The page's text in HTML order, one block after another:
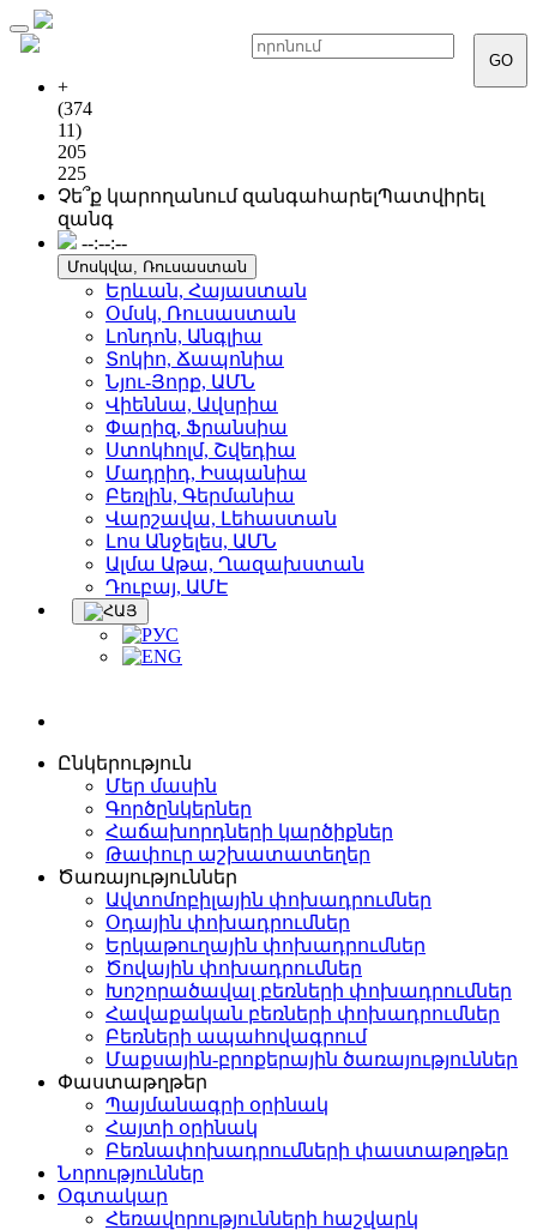
Toggle
navigation
GO
+
(374
11)
205
225
Չե՞ք կարողանում զանգահարելՊատվիրել
զանգ
--:--:--
Մոսկվա, Ռուսաստան
Երևան, Հայաստան
Օմսկ, Ռուսաստան
Լոնդոն, Անգլիա
Տոկիո, Ճապոնիա
Նյու-Յորք, ԱՄՆ
Վիեննա, Ավսրիա
Փարիզ, Ֆրանսիա
Ստոկհոլմ, Շվեդիա
Մադրիդ, Իսպանիա
Բեռլին, Գերմանիա
Վարշավա, Լեհաստան
Լոս Անջելես, ԱՄՆ
Ալմա Աթա, Ղազախստան
Դուբայ, ԱՄԷ
Ընկերություն
Մեր մասին
Գործընկերներ
Հաճախորդների կարծիքներ
Թափուր աշխատատեղեր
Ծառայություններ
Ավտոմոբիլային փոխադրումներ
Օդային փոխադրումներ
Երկաթուղային փոխադրումներ
Ծովային փոխադրումներ
Խոշորածավալ բեռների փոխադրումներ
Հավաքական բեռների փոխադրումներ
Բեռների ապահովագրում
Մաքսային-բրոքերային ծառայություններ
Փաստաթղթեր
Պայմանագրի օրինակ
Հայտի օրինակ
Բեռնափոխադրումների փաստաթղթեր
Նորություններ
Օգտակար
Հեռավորությունների հաշվարկ